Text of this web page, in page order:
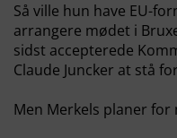
Så ville hun have EU-
arrangere mødet i
sidst accepterede
Claude Juncker at stå
Men Merkels planer